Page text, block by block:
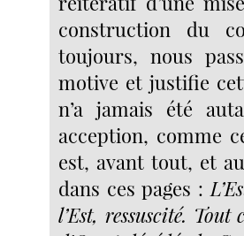
construction du
toujours, nous
motive et justifie
n’a jamais été
acception, comme
est, avant tout, et
dans ces pages :
l’Est, ressuscité.